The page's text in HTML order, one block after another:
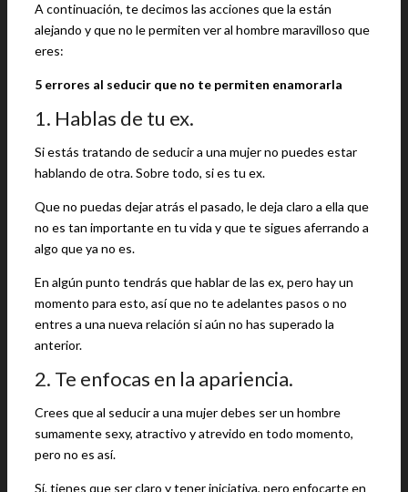
A continuación, te decimos las acciones que la están
alejando y que no le permiten ver al hombre maravilloso que
eres:
5 errores al seducir que no te permiten enamorarla
1. Hablas de tu ex.
Si estás tratando de seducir a una mujer no puedes estar
hablando de otra. Sobre todo, si es tu ex.
Que no puedas dejar atrás el pasado, le deja claro a ella que
no es tan importante en tu vida y que te sigues aferrando a
algo que ya no es.
En algún punto tendrás que hablar de las ex, pero hay un
momento para esto, así que no te adelantes pasos o no
entres a una nueva relación si aún no has superado la
anterior.
2. Te enfocas en la apariencia.
Crees que al seducir a una mujer debes ser un hombre
sumamente sexy, atractivo y atrevido en todo momento,
pero no es así.
Sí, tienes que ser claro y tener iniciativa, pero enfocarte en